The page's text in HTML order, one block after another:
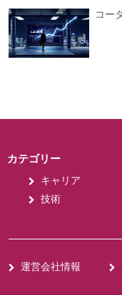
コー
カテゴリー
キャリア
技術
運営会社情報